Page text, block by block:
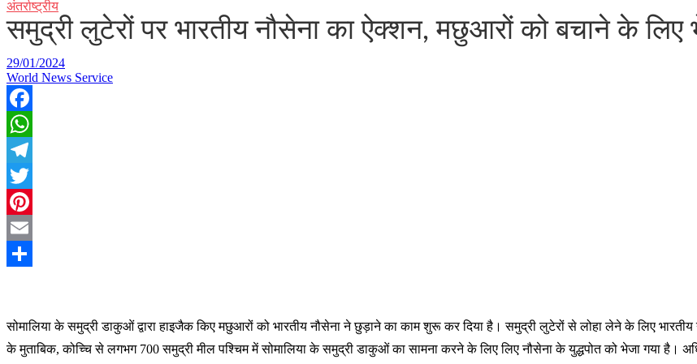
अंतर्राष्ट्रीय
समुद्री लुटेरों पर भारतीय नौसेना का ऐक्शन, मछुआरों को बचाने के लिए
29/01/2024
World News Service
Facebook
WhatsApp
Telegram
Twitter
Pinterest
Email
सोमालिया के समुद्री डाकुओं द्वारा हाइजैक किए मछुआरों को भारतीय नौसेना ने छुड़ाने का काम शुरू कर दिया है। समुद्री लुटेरों से लोहा लेने के लिए
के मुताबिक, कोच्चि से लगभग 700 समुद्री मील पश्चिम में सोमालिया के समुद्री डाकुओं का सामना करने के लिए लिए नौसेना के युद्धपोत को भेजा गया है।